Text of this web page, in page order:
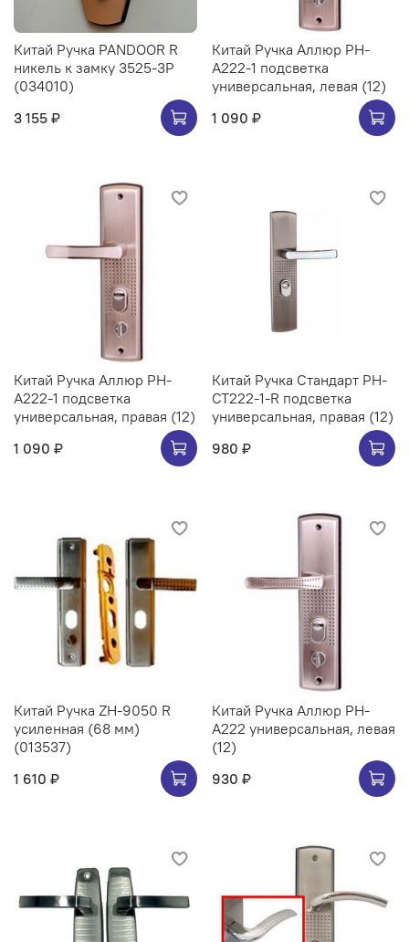
Китай Ручка PANDOOR R
никель к замку 3525-3Р
(034010)
3 155 ₽
Китай Ручка Аллюр РН-
А222-1 подсветка
универсальная, левая (12)
1 090 ₽
Китай Ручка Аллюр РН-
А222-1 подсветка
универсальная, правая (12)
1 090 ₽
Китай Ручка Стандарт РН-
СТ222-1-R подсветка
универсальная, правая (12)
980 ₽
Китай Ручка ZH-9050 R
усиленная (68 мм)
(013537)
1 610 ₽
Китай Ручка Аллюр РН-
А222 универсальная, левая
(12)
930 ₽